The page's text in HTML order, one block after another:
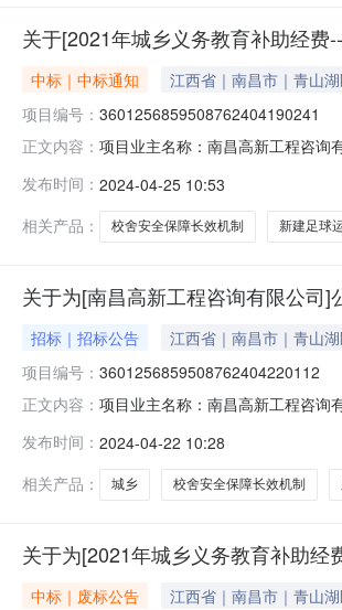
关于[2021年城乡义务教育补助经
中标｜中标通知
江西省｜南昌市｜青山
项目编号： 3601256859508762404190241
正文内容： 项目业主名称：南昌高新工程咨询
（￥1850000.0元）金额说明：收
发布时间： 2024-04-25 10:53
相关产品：
校舍安全保障长效机制 新建足球
关于为[南昌高新工程咨询有限公司
招标｜招标公告 江西省｜南昌市｜青山
项目编号： 3601256859508762404220112
正文内容： 项目业主名称：南昌高新工程咨询
按核减金额的3%计费，各服务单
面防水
发布时间： 2024-04-22 10:28
相关产品：
城乡 校舍安全保障长效机制
关于为[2021年城乡义务教育补助
中标｜废标公告 江西省｜南昌市｜青山